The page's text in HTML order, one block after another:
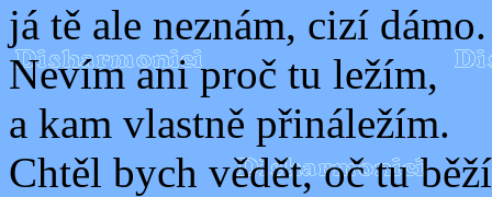
já tě ale neznám, cizí dámo.
Nevím ani proč tu ležím,
a kam vlastně přináležím.
Chtěl bych vědět, oč tu